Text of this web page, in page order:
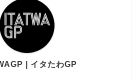
| イタたわGP